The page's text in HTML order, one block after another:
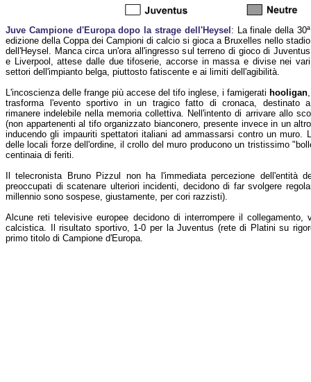
Juve Campione d'Europa dopo la strage dell'Heysel : La finale della 30ª
edizione della Coppa dei Campioni di calcio si gioca a Bruxelles nello stadio
dell'Heysel. Manca circa un'ora all'ingresso sul terreno di gioco di Juventus
e Liverpool, attese dalle due tifoserie, accorse in massa e divise nei vari
settori dell'impianto belga, piuttosto fatiscente e ai limiti dell'agibilità.
L'incoscienza delle frange più accese del tifo inglese, i famigerati hooligan,
trasforma l'evento sportivo in un tragico fatto di cronaca, destinato a
rimanere indelebile nella memoria collettiva. Nell'intento di arrivare allo
(non appartenenti al tifo organizzato bianconero, presente invece in un
inducendo gli impauriti spettatori italiani ad ammassarsi contro un muro.
delle locali forze dell'ordine, il crollo del muro producono un tristissimo
centinaia di feriti.
Il telecronista Bruno Pizzul non ha l'immediata percezione dell'entità
preoccupati di scatenare ulteriori incidenti, decidono di far svolgere
millennio sono sospese, giustamente, per cori razzisti).
Alcune reti televisive europee decidono di interrompere il collegamento,
calcistica. Il risultato sportivo, 1-0 per la Juventus (rete di Platini su
primo titolo di Campione d'Europa.